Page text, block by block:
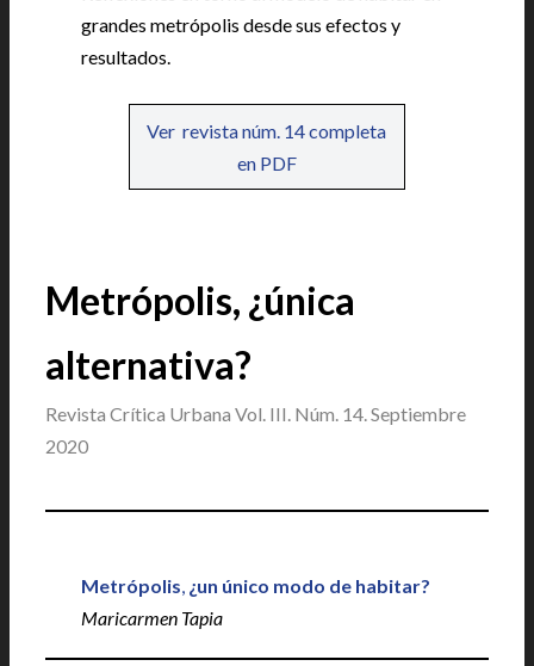
grandes metrópolis desde sus efectos y
resultados.
Ver revista núm. 14 completa
en PDF
Metrópolis, ¿única
alternativa?
Revista Crítica Urbana Vol. III. Núm. 14. Septiembre
2020
Metrópolis, ¿un único modo de habitar?
Maricarmen Tapia